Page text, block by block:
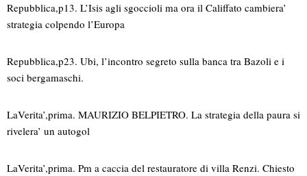
Repubblica,p13. L’Isis agli sgoccioli ma ora il Califfato cambiera’
strategia colpendo l’Europa
Repubblica,p23. Ubi, l’incontro segreto sulla banca tra Bazoli e i
soci bergamaschi.
LaVerita’,prima. MAURIZIO BELPIETRO. La strategia della paura si
rivelera’ un autogol
LaVerita’,prima. Pm a caccia del restauratore di villa Renzi. Chiesto